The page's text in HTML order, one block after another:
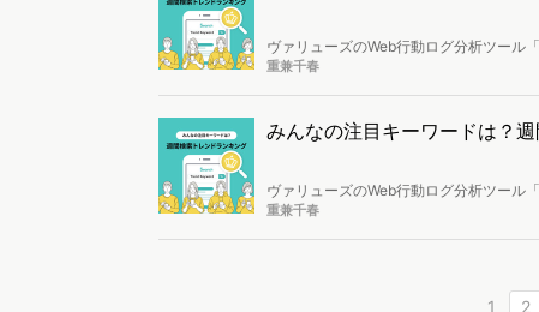
ヴァリューズのWeb行動ログ分析ツール
し、トレンドになっているキーワードを取
重兼千春
みんなの注目キーワードは？
ヴァリューズのWeb行動ログ分析ツール
し、トレンドになっているキーワードを取
重兼千春
1 2